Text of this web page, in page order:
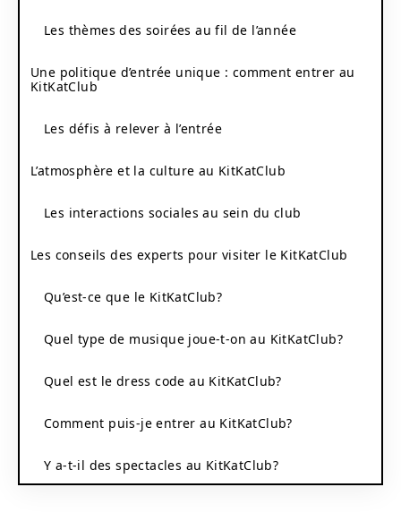
Les thèmes des soirées au fil de l’année
Une politique d’entrée unique : comment entrer au
KitKatClub
Les défis à relever à l’entrée
L’atmosphère et la culture au KitKatClub
Les interactions sociales au sein du club
Les conseils des experts pour visiter le KitKatClub
Qu’est-ce que le KitKatClub?
Quel type de musique joue-t-on au KitKatClub?
Quel est le dress code au KitKatClub?
Comment puis-je entrer au KitKatClub?
Y a-t-il des spectacles au KitKatClub?